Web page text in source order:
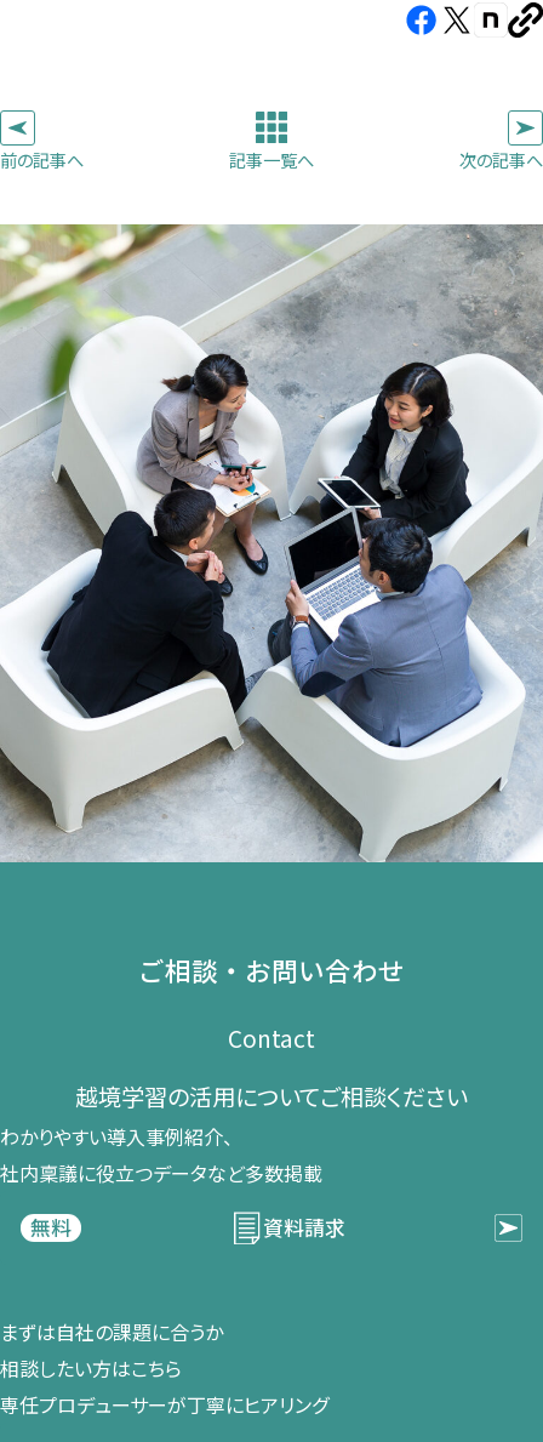
Facebook（新
き
ま
す）
X（新
き
ま
す）
note（新
で
き
ま
す）
ー
前の記事へ 記事一覧へ 次の記事へ
ご相談・お問い合わせ
Contact
越境学習の​活用に​ついて​ご相談ください​
わかりやすい導入事例紹介、​
社内稟議に​役立つデータなど​多数掲載
無料
資料請求
まずは​自社の​課題に​合うか​
相談したい方は​こちら
専任プロデューサーが​丁寧に​ヒアリング